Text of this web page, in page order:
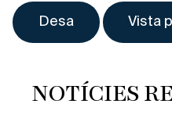
NOTÍCIES